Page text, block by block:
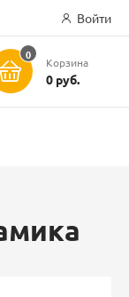
Войти
0
Корзина
0 руб.